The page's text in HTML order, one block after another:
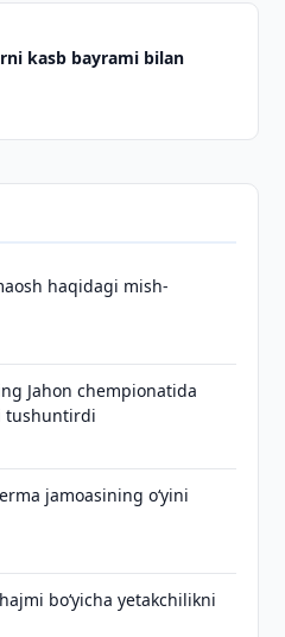
kasb bayrami bilan
haqidagi mish-
Jahon chempionatida
tushuntirdi
jamoasining o‘yini
bo‘yicha yetakchilikni